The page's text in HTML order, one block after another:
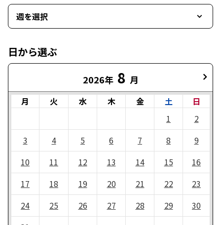
週を選択
日から選ぶ
2026年 8 月
月 火 水 木 金 土
日
1
2
3
4 5 6 7 8
9
10
11 12 13 14 15
16
17
18 19 20 21 22
23
24
25 26 27 28 29
30